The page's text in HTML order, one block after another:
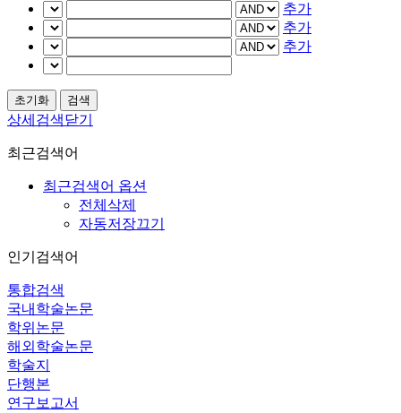
추가
추가
추가
상세검색닫기
최근검색어
최근검색어 옵션
전체삭제
자동저장끄기
인기검색어
통합검색
국내학술논문
학위논문
해외학술논문
학술지
단행본
연구보고서